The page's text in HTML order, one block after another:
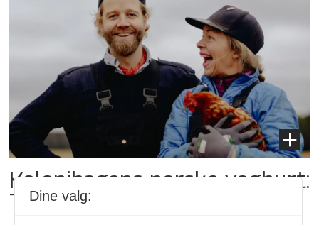
Kolonihagens norske yoghurt:
Trues av melkemangel
Dine valg: